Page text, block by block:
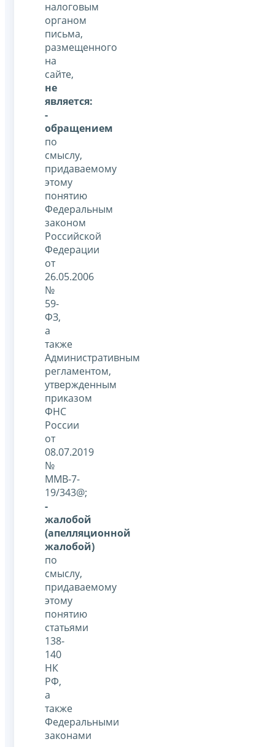
налоговым
органом
письма,
размещенного
на
сайте,
не
является:
-
обращением
по
смыслу,
придаваемому
этому
понятию
Федеральным
законом
Российской
Федерации
от
26.05.2006
№
59-
ФЗ,
а
также
Административным
регламентом,
утвержденным
приказом
ФНС
России
от
08.07.2019
№
ММВ-7-
19/343@;
-
жалобой
(апелляционной
жалобой)
по
смыслу,
придаваемому
этому
понятию
статьями
138-
140
НК
РФ,
а
также
Федеральными
законами